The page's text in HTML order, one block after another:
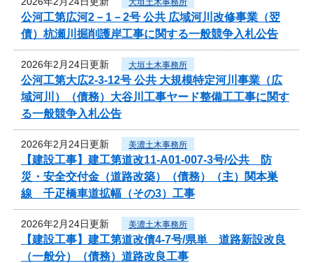
大垣土木事務所
公河工第広河2－1－2号 公共 広域河川改修事業（翌
債）杭瀬川掘削護岸工事に関する一般競争入札公告
2026年2月24日更新 大垣土木事務所
公河工第大広2-3-12号 公共 大規模特定河川事業（広
域河川）（債務）大谷川工事ヤード整備工工事に関す
る一般競争入札公告
2026年2月24日更新 美濃土木事務所
【建設工事】建工第道改11-A01-007-3号/公共 防
災・安全交付金（道路改築）（債務）（主）関本巣
線 千疋橋車道拡幅（その3）工事
2026年2月24日更新 美濃土木事務所
【建設工事】建工第道改債4-7号/県単 道路新設改良
（一般分）（債務）道路改良工事